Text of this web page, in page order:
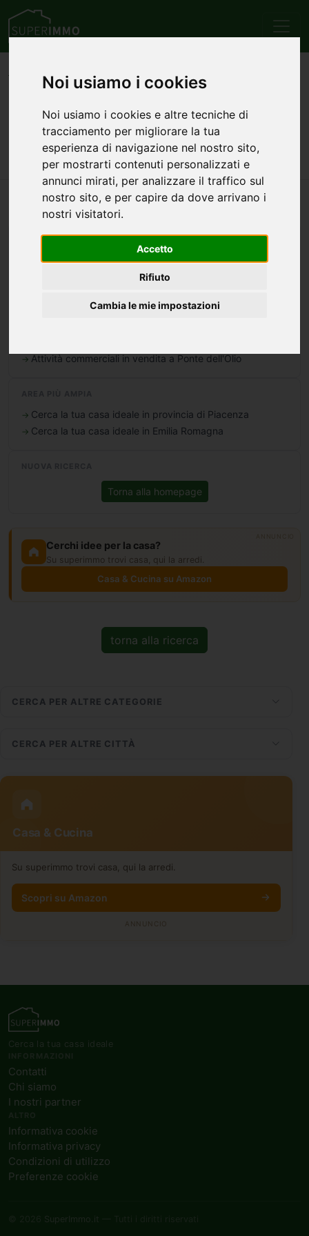
Noi usiamo i cookies
Noi usiamo i cookies e altre tecniche di
tracciamento per migliorare la tua
esperienza di navigazione nel nostro sito,
per mostrarti contenuti personalizzati e
annunci mirati, per analizzare il traffico sul
nostro sito, e per capire da dove arrivano i
nostri visitatori.
Accetto
Rifiuto
Cambia le mie impostazioni
Ponte dell'Olio
Vendita Appartamenti
Annunci di appartamenti in
vendita a Ponte dell'Olio
Nessun annuncio trovato per questa ricerca.
ALTRE CATEGORIE
Attici in vendita a Ponte dell'Olio
Case/Ville in vendita a Ponte dell'Olio
Commerciali/Industriali in vendita a Ponte dell'Olio
Attività commerciali in vendita a Ponte dell'Olio
Cerca la tua casa ideale in provincia di Piacenza
Cerca la tua casa ideale in Emilia Romagna
Torna alla homepage
Cerchi idee per la casa?
Su superimmo trovi casa, qui la arredi.
Casa & Cucina su Amazon
torna alla ricerca
CERCA PER ALTRE CATEGORIE
CERCA PER ALTRE CITTÀ
Casa & Cucina
Su superimmo trovi casa, qui la arredi.
Scopri su Amazon
ANNUNCIO
Cerca la tua casa ideale
Contatti
Chi siamo
I nostri partner
Informativa cookie
Informativa privacy
Condizioni di utilizzo
Preferenze cookie